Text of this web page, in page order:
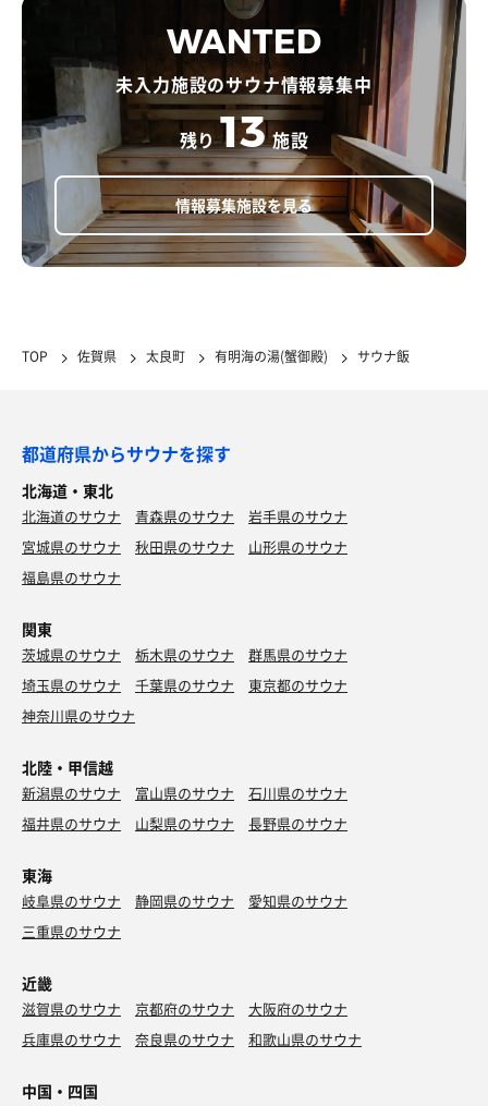
WANTED
未入力施設のサウナ情報募集中
残り 13 施設
情報募集施設を見る
TOP 佐賀県 太良町 有明海の湯(蟹御殿) サウナ飯
都道府県からサウナを探す
北海道・東北
北海道のサウナ 青森県のサウナ
岩手県のサウナ
宮城県のサウナ
秋田県のサウナ
山形県のサウナ
福島県のサウナ
関東
茨城県のサウナ 栃木県のサウナ
群馬県のサウナ
埼玉県のサウナ
千葉県のサウナ
東京都のサウナ
神奈川県のサウナ
北陸・甲信越
新潟県のサウナ 富山県のサウナ
石川県のサウナ
福井県のサウナ
山梨県のサウナ 長野県のサウナ
東海
岐阜県のサウナ 静岡県のサウナ
愛知県のサウナ
三重県のサウナ
近畿
滋賀県のサウナ 京都府のサウナ
大阪府のサウナ
兵庫県のサウナ
奈良県のサウナ 和歌山県のサウナ
中国・四国